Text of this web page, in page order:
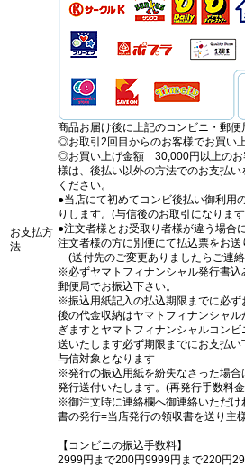
お支払方
法
商品お届け後に上記のコンビニ・郵便
◎お取引2回目からのお客様でお買い
◎お買い上げ金額 30,000円以上のお
様は、後払い以外の方法でのお支払
ください。
●当店にて初めてコンビ後払い御利用
りします。(与信後のお取引になりま
●注文者様とお受取り者様が違う場合
注文者様の方に別便にて払込票をお送
(送付先のご変更ありましたらご連
※必ずヤマトフィナンシャル発行書込
郵便局でお振込下さい。
※振込用紙記入の払込期限までに必ず
後の代金収納はヤマトフィナンシャ
ぎますとヤマトフィナンシャルコン
送いたします必ず期限までにお支払
与信対象となります
※発行の振込用紙を紛失なさった場
発行送付いたします。(再発行手数料
※御注文時に連絡欄へ御連絡いただけ
書の発行=当店発行の領収書を送り主
【コンビニの振込手数料】
2999円まで200円9999円まで220円